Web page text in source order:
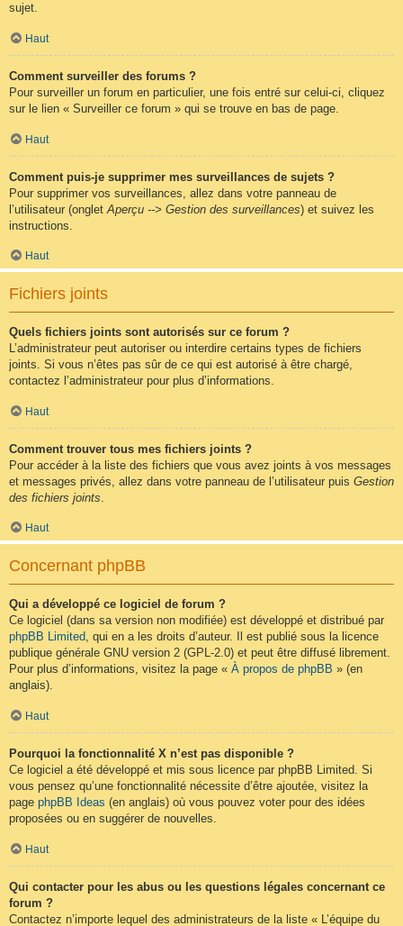
sujet.
Haut
Comment surveiller des forums ?
Pour surveiller un forum en particulier, une fois entré sur celui-ci, cliquez
sur le lien « Surveiller ce forum » qui se trouve en bas de page.
Haut
Comment puis-je supprimer mes surveillances de sujets ?
Pour supprimer vos surveillances, allez dans votre panneau de
l’utilisateur (onglet Aperçu --> Gestion des surveillances) et suivez les
instructions.
Haut
Fichiers joints
Quels fichiers joints sont autorisés sur ce forum ?
L’administrateur peut autoriser ou interdire certains types de fichiers
joints. Si vous n’êtes pas sûr de ce qui est autorisé à être chargé,
contactez l’administrateur pour plus d’informations.
Haut
Comment trouver tous mes fichiers joints ?
Pour accéder à la liste des fichiers que vous avez joints à vos messages
et messages privés, allez dans votre panneau de l’utilisateur puis Gestion
des fichiers joints
Haut
Concernant phpBB
Qui a développé ce logiciel de forum ?
Ce logiciel (dans sa version non modifiée) est développé et distribué par
phpBB Limited, qui en a les droits d’auteur. Il est publié sous la licence
publique générale GNU version 2 (GPL-2.0) et peut être diffusé librement.
Pour plus d’informations, visitez la page « À propos de phpBB » (en
anglais).
Haut
Pourquoi la fonctionnalité X n’est pas disponible ?
Ce logiciel a été développé et mis sous licence par phpBB Limited. Si
vous pensez qu’une fonctionnalité nécessite d’être ajoutée, visitez la
page phpBB Ideas (en anglais) où vous pouvez voter pour des idées
proposées ou en suggérer de nouvelles.
Haut
Qui contacter pour les abus ou les questions légales concernant ce
forum ?
Contactez n’importe lequel des administrateurs de la liste « L’équipe du